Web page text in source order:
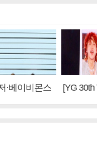
·베이비몬스
[YG